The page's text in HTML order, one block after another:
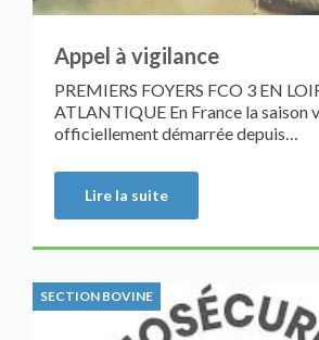
Appel à vigilance
PREMIERS FOYERS FCO 3 EN
ATLANTIQUE En France la saison
officiellement démarrée depuis…
Lire la suite
SECTION BOVINE